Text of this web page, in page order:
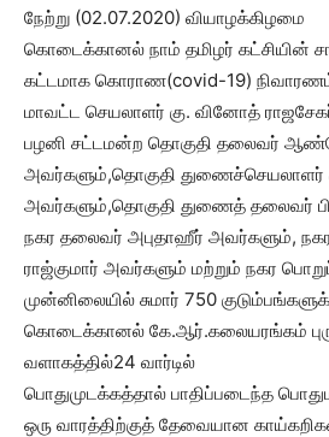
நேற்று (02.07.2020) வியாழக்கிழமை
கொடைக்கானல் நாம் தமிழர் கட்சியின்
கட்டமாக கொராண(covid-19)
மாவட்ட செயலாளர் கு. வினோத்
பழனி சட்டமன்ற தொகுதி தலைவர்
அவர்களும்,தொகுதி துணைச்செயலாளர்
அவர்களும்,தொகுதி துணைத் தலைவர்
நகர தலைவர் அபுதாஹீர் அவர்களும்,
ராஜ்குமார் அவர்களும் மற்றும் நகர
முன்னிலையில் சுமார் 750
கொடைக்கானல் கே.ஆர்.கலையரங்கம்
வளாகத்தில்24 வார்டில்
பொதுமுடக்கத்தால் பாதிப்படைந்த
ஒரு வாரத்திற்குத் தேவையான